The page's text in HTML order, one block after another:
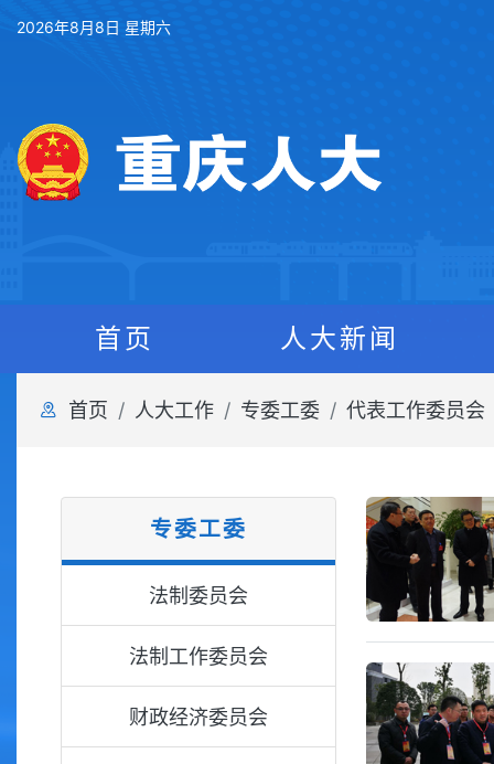
2026年8月8日 星期六
首页 人大新闻
首页 人大工作 专委工委 代表工作委员会
专委工委
法制委员会
法制工作委员会
财政经济委员会